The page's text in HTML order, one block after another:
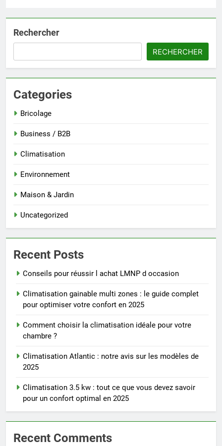
Rechercher
RECHERCHER
Categories
Bricolage
Business / B2B
Climatisation
Environnement
Maison & Jardin
Uncategorized
Recent Posts
Conseils pour réussir l achat LMNP d occasion
Climatisation gainable multi zones : le guide complet
pour optimiser votre confort en 2025
Comment choisir la climatisation idéale pour votre
chambre ?
Climatisation Atlantic : notre avis sur les modèles de
2025
Climatisation 3.5 kw : tout ce que vous devez savoir
pour un confort optimal en 2025
Recent Comments